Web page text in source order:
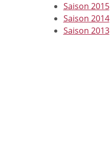
Saison 2015
Saison 2014
Saison 2013